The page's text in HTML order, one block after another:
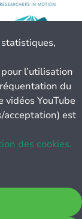
l’utilisation
du
YouTube
acceptation) est
des cookies.